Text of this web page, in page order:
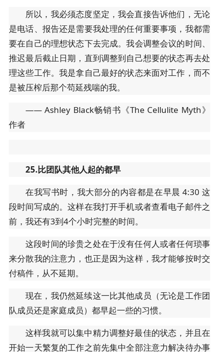
所以，我必须态度坚定，我会直接告诉他们，无论
是电话、报告还是需要我处理的任何重要事项，我都需
要在自己的理想状态下去完成。我会调整会议的时间、
推迟最后截止日期，直到调整到自己想要的状态再去处
理这些工作。我是拿自己最好的状态来面对工作，而不
是被压榨后那个苟延残喘的我。
—— Ashley Black畅销书《The Cellulite Myth》
作者
25.比团队其他人起的都早
在我写书时，我大部分的内容都是在早晨 4:30 这
段时间写成的。这样在我打开手机或者查看电子邮件之
前，我还有3到4个小时完整的时间。
这段时间的珍贵之处在于没有任何人或者任何琐事
来分散我的注意力，也正是因为这样，我才能够按时交
付稿件，从不延期。
现在，我仍然延续这一比其他成员（无论是工作团
队成员还是家庭成员）都早起一些的习惯。
这样我就可以集中精力调整好最佳的状态，并且在
开始一天繁复的工作之前先集中全部注意力解决待办事